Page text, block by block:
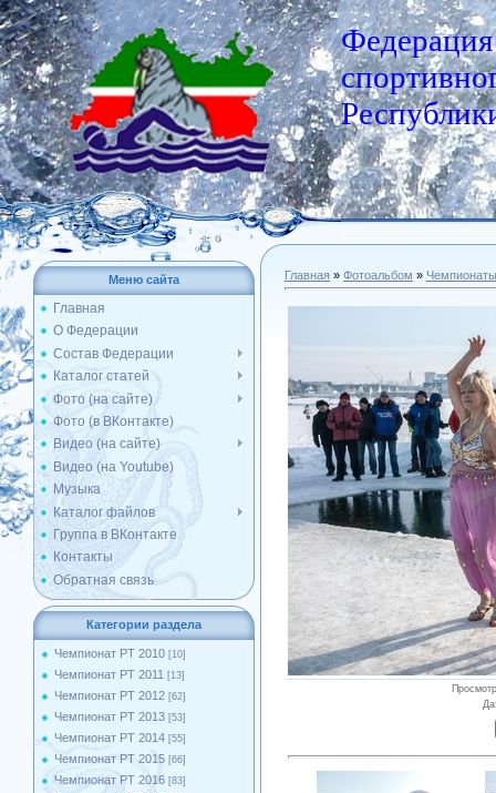
Федерация
Меню сайта
Главная
О Федерации
Состав Федерации
Каталог статей
Фото (на сайте)
Фото (в ВКонтакте)
Видео (на сайте)
Видео (на Youtube)
Музыка
Каталог файлов
Группа в ВКонтакте
Контакты
Обратная связь
Категории раздела
Чемпионат РТ 2010 [10]
Чемпионат РТ 2011 [13]
Чемпионат РТ 2012 [62]
Чемпионат РТ 2013 [53]
Чемпионат РТ 2014 [55]
Чемпионат РТ 2015 [66]
Чемпионат РТ 2016 [83]
Главная » Фотоальбом » Чемпионаты